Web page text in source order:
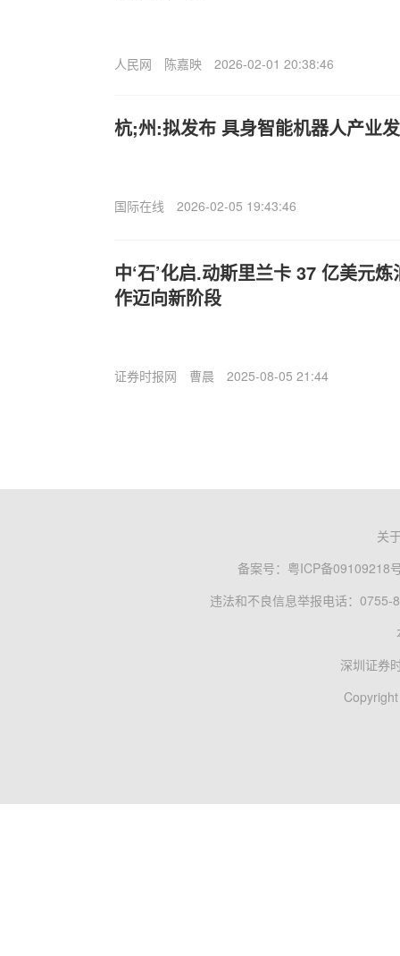
人民网 陈嘉映 2026-02-01 20:38:46
杭;州:拟发布 具身智能机器人产业
国际在线 2026-02-05 19:43:46
中‘石’化启.动斯里兰卡 37 亿美元
作迈向新阶段
证券时报网 曹晨 2025-08-05 21:44
关
备案号： 粤ICP备09109218
违法和不良信息举报电话：0755-
深圳证券